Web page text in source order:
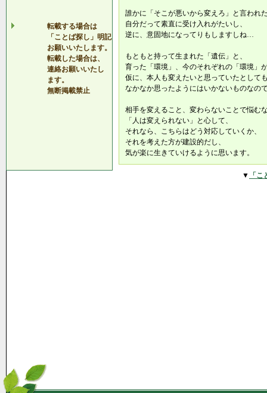
転載する場合は
「ことば探し」明記
お願いいたします。
転載した場合は、
連絡お願いいたし
ます。
無断掲載禁止
誰かに「そこが悪いから変えろ」と言われ
自分だって素直に受け入れがたいし、
逆に、意固地になってりもしますしね…
もともと持って生まれた「遺伝」と、
育った「環境」、今のそれぞれの「環境」
仮に、本人も変えたいと思っていたとして
なかなか思ったようにはいかないものなの
相手を変えること、変わらないことで悩む
「人は変えられない」と心して、
それなら、こちらはどう対応していくか、
それを考えた方が建設的だし、
気が楽に生きていけるように思います。
▼ 「